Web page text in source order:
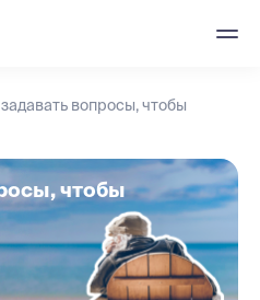
вопросы, чтобы
чтобы